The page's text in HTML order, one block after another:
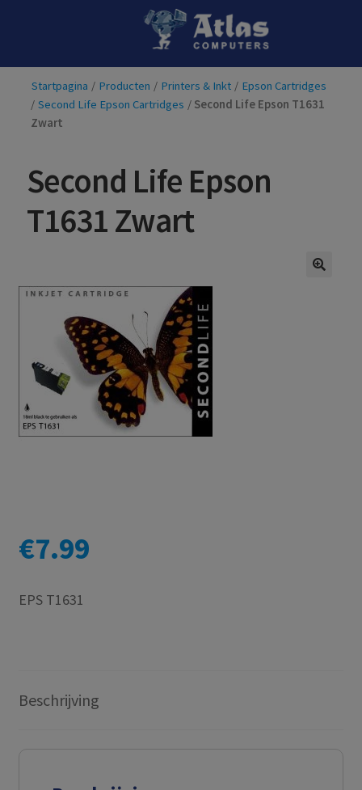
Ga
naar
navigatie
Ga
de
inhoud
Startpagina / Producten / Printers & Inkt / Epson Cartridges
/ Second Life Epson Cartridges / Second Life Epson T1631
Zwart
Second Life Epson
T1631 Zwart
€7.99
EPS T1631
Beschrijving